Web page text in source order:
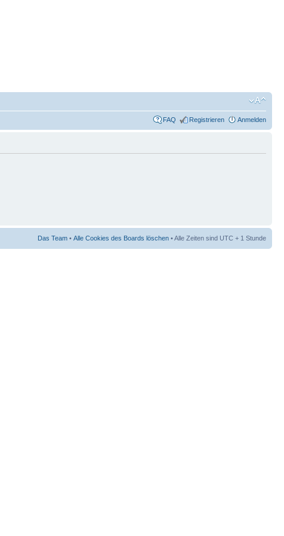
FAQ Registrieren Anmelden
Das Team • Alle Cookies des Boards löschen • Alle Zeiten sind UTC + 1 Stunde